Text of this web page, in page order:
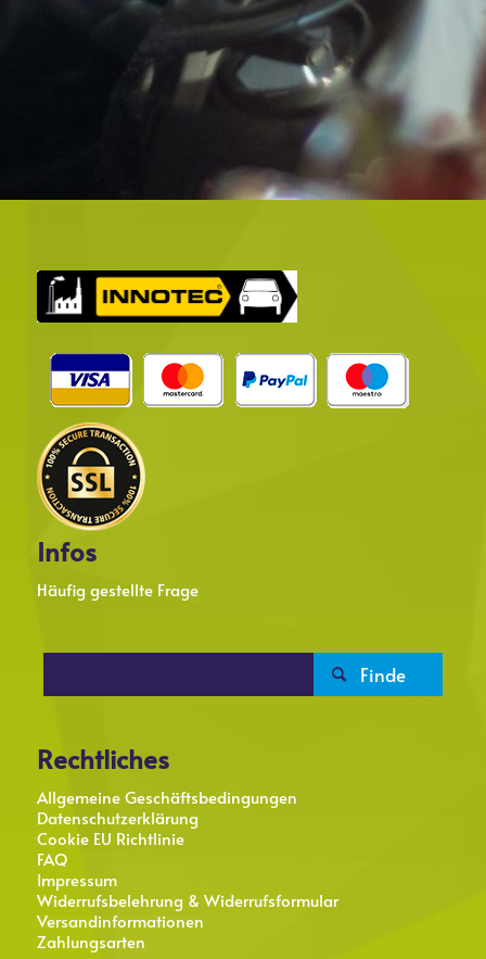
Infos
Häufig gestellte Frage

Rechtliches
Allgemeine Geschäftsbedingungen
Datenschutzerklärung
Cookie EU Richtlinie
FAQ
Impressum
Widerrufsbelehrung & Widerrufsformular
Versandinformationen
Zahlungsarten